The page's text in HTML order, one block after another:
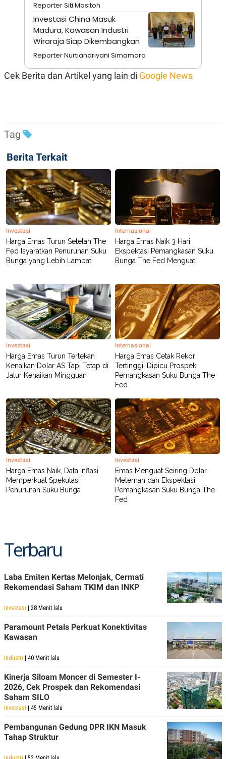
R
T
R
I
KANAL
P
U
S
A
T
D
A
I
M
A
E
S
K
O
N
T
A
N
T
V
L
I
P
S
U
JARINGAN
K
O
N
T
A
N
A
C
A
D
E
M
Y
P
R
E
S
S
R
E
L
E
A
S
E
.
G
G
N
A
N
E
K
E
R
A
E
M
T
E
A
E
R
A
V
R
T
I
S
I
K
Reporter Siti Masitoh
Investasi China Masuk
Madura, Kawasan Industri
Wiraraja Siap Dikembangkan
Reporter Nurtiandriyani Simamora
Cek Berita dan Artikel yang lain di Google News
Tag
Berita Terkait
Investasi
Harga Emas Turun Setelah The
Fed Isyaratkan Penurunan Suku
Bunga yang Lebih Lambat
Internasional
Harga Emas Naik 3 Hari,
Ekspektasi Pemangkasan Suku
Bunga The Fed Menguat
Investasi
Harga Emas Turun Tertekan
Kenaikan Dolar AS Tapi Tetap di
Jalur Kenaikan Mingguan
Internasional
Harga Emas Cetak Rekor
Tertinggi, Dipicu Prospek
Pemangkasan Suku Bunga The
Fed
Investasi
Harga Emas Naik, Data Inflasi
Memperkuat Spekulasi
Penurunan Suku Bunga
Investasi
Emas Menguat Seiring Dolar
Melemah dan Ekspektasi
Pemangkasan Suku Bunga The
Fed
Terbaru
Laba Emiten Kertas Melonjak, Cermati
Rekomendasi Saham TKIM dan INKP
Investasi | 28 Menit lalu
Paramount Petals Perkuat Konektivitas
Kawasan
Industri | 40 Menit lalu
Kinerja Siloam Moncer di Semester I-
2026, Cek Prospek dan Rekomendasi
Saham SILO
Investasi | 45 Menit lalu
Pembangunan Gedung DPR IKN Masuk
Tahap Struktur